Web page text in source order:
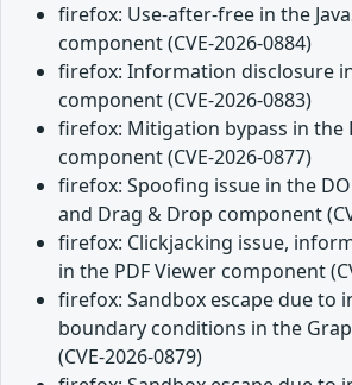
firefox: Use-after-free in the
component (CVE-2026-0884)
firefox: Information disclosure
component (CVE-2026-0883)
firefox: Mitigation bypass in the
component (CVE-2026-0877)
firefox: Spoofing issue in the
and Drag & Drop component
firefox: Clickjacking issue,
in the PDF Viewer component
firefox: Sandbox escape due to
boundary conditions in the
(CVE-2026-0879)